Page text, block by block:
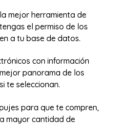
mejor herramienta de
el permiso de los
a tu base de datos.
con información
panorama de los
te seleccionan.
para que te compren,
mayor cantidad de